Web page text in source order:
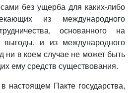
без ущерба для каких-либо
из международного
основанного на
выгоды, и из международного
ни в коем случае не может быть
ему средств существования.
настоящем Пакте государства,